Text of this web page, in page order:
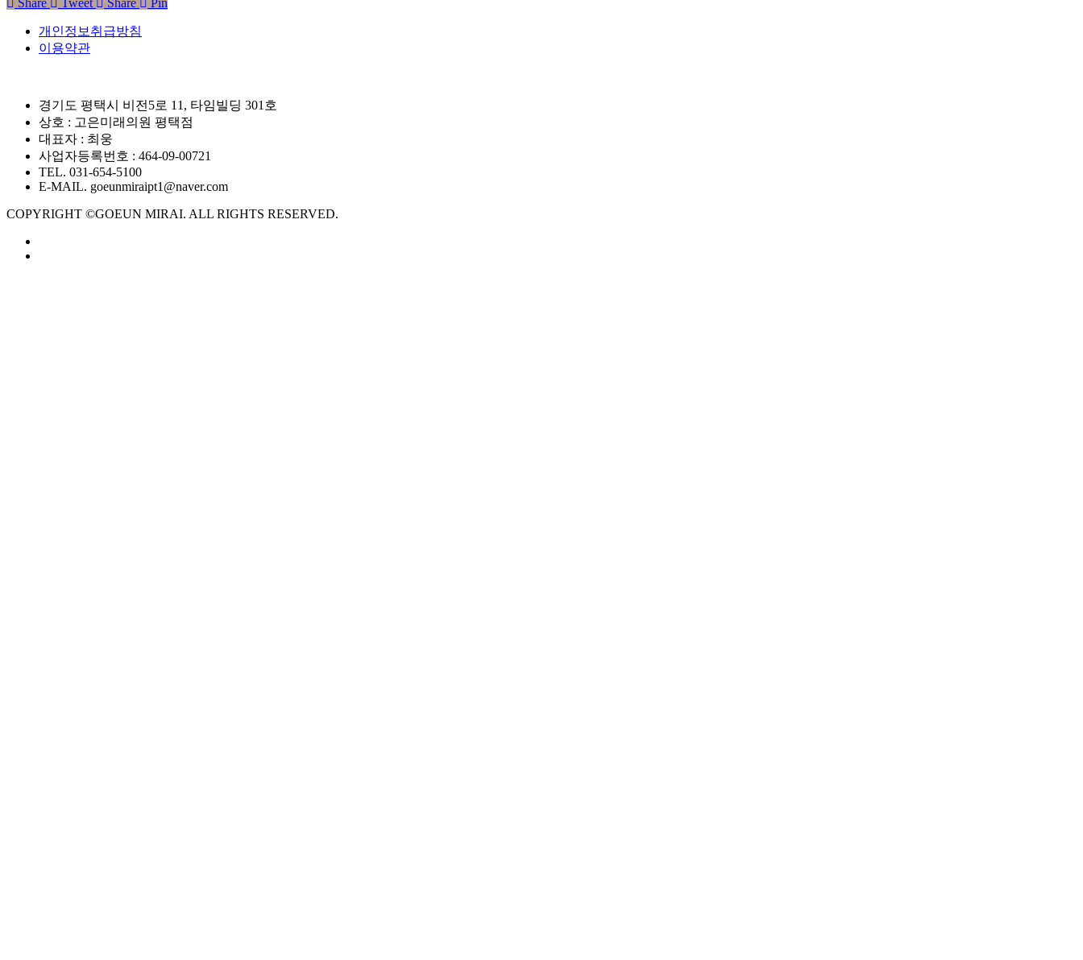
Share Tweet Share Pin
개인정보취급방침
이용약관
경기도 평택시 비전5로 11, 타임빌딩 301호
상호 : 고은미래의원 평택점
대표자 : 최웅
사업자등록번호 : 464-09-00721
TEL. 031-654-5100
E-MAIL. goeunmiraipt1@naver.com
COPYRIGHT ©GOEUN MIRAI. ALL RIGHTS RESERVED.